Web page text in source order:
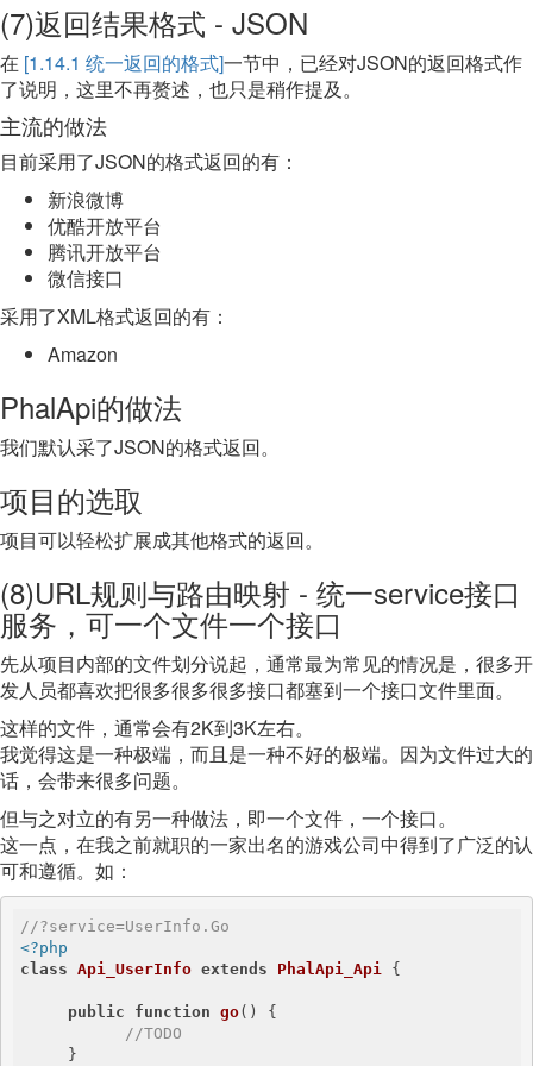
(7)返回结果格式 - JSON
在 [1.14.1 统一返回的格式]一节中，已经对JSON的返回格式作
了说明，这里不再赘述，也只是稍作提及。
主流的做法
目前采用了JSON的格式返回的有：
新浪微博
优酷开放平台
腾讯开放平台
微信接口
采用了XML格式返回的有：
Amazon
PhalApi的做法
我们默认采了JSON的格式返回。
项目的选取
项目可以轻松扩展成其他格式的返回。
(8)URL规则与路由映射 - 统一service接口
服务，可一个文件一个接口
先从项目内部的文件划分说起，通常最为常见的情况是，很多开
发人员都喜欢把很多很多很多接口都塞到一个接口文件里面。
这样的文件，通常会有2K到3K左右。
我觉得这是一种极端，而且是一种不好的极端。因为文件过大的
话，会带来很多问题。
但与之对立的有另一种做法，即一个文件，一个接口。
这一点，在我之前就职的一家出名的游戏公司中得到了广泛的认
可和遵循。如：
//?service=UserInfo.Go
<?php
class Api_UserInfo extends PhalApi_Api {
public function go()
{
//TODO